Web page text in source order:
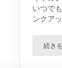
スープカレーは…
いつで
ンクア
続き